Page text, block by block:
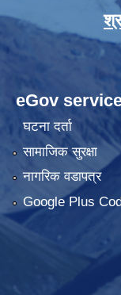
eGov
घटना दर्ता
सामाजिक सुरक्षा
नागरिक वडापत्र
Google Plus